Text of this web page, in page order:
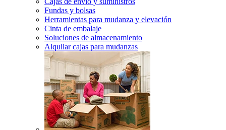
Fundas y bolsas
Herramientas para mudanza y elevación
Cinta de embalaje
Soluciones de almacenamiento
Alquilar cajas para mudanzas